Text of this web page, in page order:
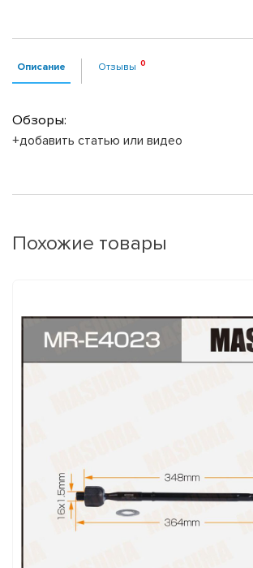
Описание Отзывы
Обзоры:
+добавить статью или видео
Похожие товары